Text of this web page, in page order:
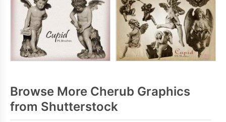
Browse More Cherub Graphics
from Shutterstock